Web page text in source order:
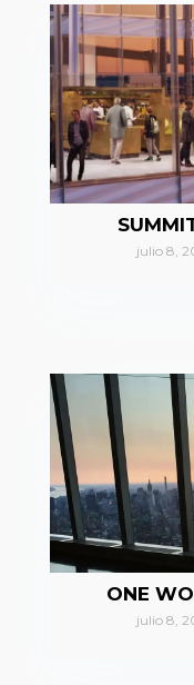
julio 8,
ONE
julio 8,